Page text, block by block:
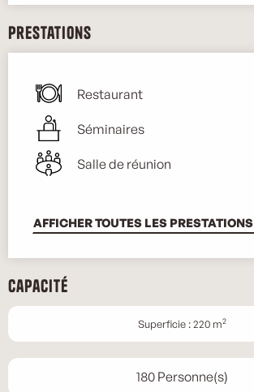
Prestations
Restaurant
Séminaires
Salle de réunion
AFFICHER TOUTES LES PRESTATIONS
Capacité
Superficie : 220 m2
180 Personne(s)